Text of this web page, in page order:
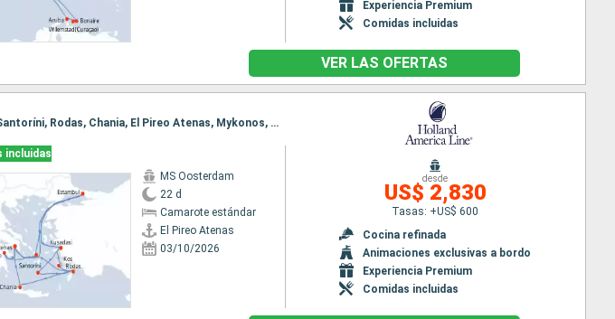
Experiencia Premium
Comidas incluidas
VER LAS OFERTAS
Itinerario : El Pireo Atenas, Nafplio, Estambul, Kusadasi, Santoríni, Rodas, Chania, El Pireo Atenas, Mykonos, Estambul, Kusadasi, Kos, Rodas, El Pireo Atenas
incluidas
MS Oosterdam
22 d
Camarote estándar
El Pireo Atenas
03/10/2026
desde
US$ 2,830
Tasas: +US$ 600
Cocina refinada
Animaciones exclusivas a bordo
Experiencia Premium
Comidas incluidas